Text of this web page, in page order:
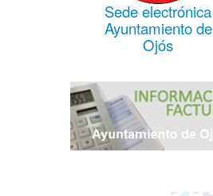
Sede electrónica
Ayuntamiento de
Ojós